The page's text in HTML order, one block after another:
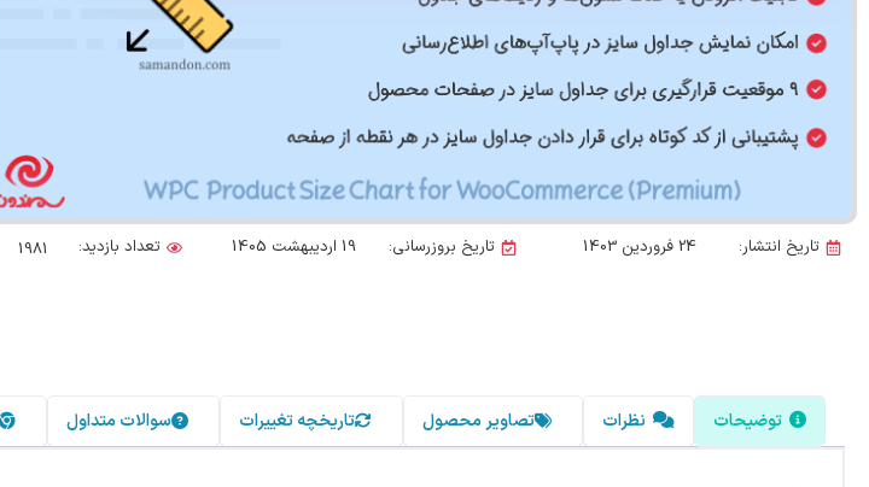
تاریخ انتشار: 24 فروردین 1403 تاریخ بروزرسانی: 19 اردیبهشت 1405 تعداد بازدید: 1981
توضیحات نظرات تصاویر محصول تاریخچه تغییرات سوالات متداول